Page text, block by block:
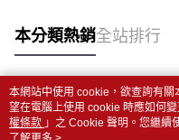
本分類熱銷全站排行
熱門標籤
本網站中使用 cookie，欲查詢有
望在電腦上使用 cookie 時應如何
權條款 」之 Cookie 聲明。您繼續